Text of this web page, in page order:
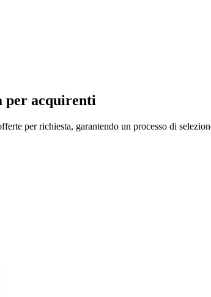
per acquirenti
per richiesta, garantendo un processo di